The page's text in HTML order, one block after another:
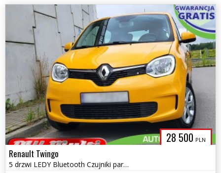
28 500 PLN
Renault Twingo
5 drzwi LEDY Bluetooth Czujniki parkowania ZAMIANA GWARANCJA!